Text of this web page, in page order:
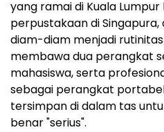
yang ramai di Kuala
perpustakaan di
diam-diam menjadi
membawa dua perangkat
mahasiswa, serta
sebagai perangkat
tersimpan di dalam tas
benar "serius".